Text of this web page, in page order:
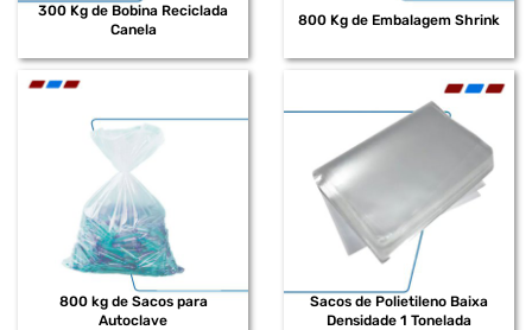
300 Kg de Bobina Reciclada
Canela
800 Kg de Embalagem Shrink
800 kg de Sacos para
Autoclave
Sacos de Polietileno Baixa
Densidade 1 Tonelada